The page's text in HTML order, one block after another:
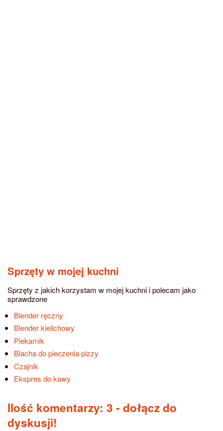
Sprzęty w mojej kuchni
Sprzęty z jakich korzystam w mojej kuchni i polecam jako
sprawdzone
Blender ręczny
Blender kielichowy
Piekarnik
Blacha do pieczenia pizzy
Czajnik
Ekspres do kawy
Ilość komentarzy: 3 - dołącz do
dyskusji!